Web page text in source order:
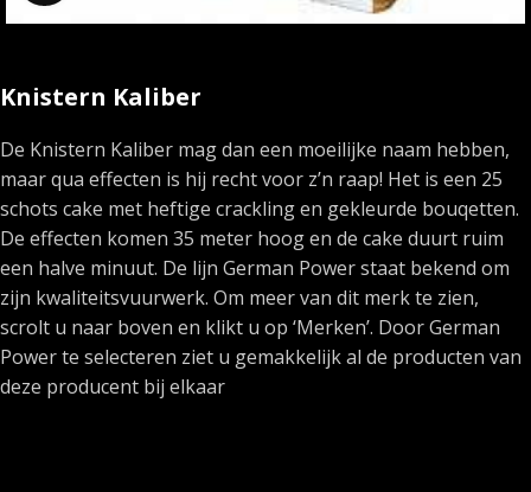
Knistern Kaliber
De Knistern Kaliber mag dan een moeilijke naam hebben,
maar qua effecten is hij recht voor z’n raap! Het is een 25
schots cake met heftige crackling en gekleurde bouqetten.
De effecten komen 35 meter hoog en de cake duurt ruim
een halve minuut. De lijn German Power staat bekend om
zijn kwaliteitsvuurwerk. Om meer van dit merk te zien,
scrolt u naar boven en klikt u op ‘Merken’. Door German
Power te selecteren ziet u gemakkelijk al de producten van
deze producent bij elkaar